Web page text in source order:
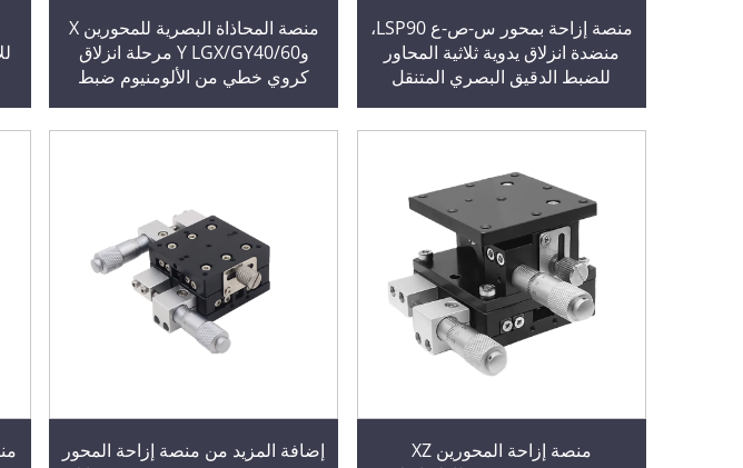
منصة إزاحة بمحور س-ص-ع LSP90،
منضدة انزلاق يدوية ثلاثية المحاور
للضبط الدقيق البصري المتنقل
منصة المحاذاة البصرية للمحورين X
وY LGX/GY40/60 مرحلة انزلاق
كروي خطي من الألومنيوم ضبط
منصة إزاحة المحورين XZ
إضافة المزيد من منصة إزاحة المحور